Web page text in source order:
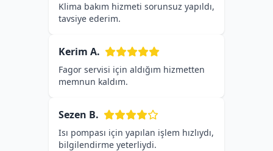
Klima bakım hizmeti sorunsuz yapıldı,
tavsiye ederim.
Kerim A.
Fagor servisi için aldığım hizmetten
memnun kaldım.
Sezen B.
Isı pompası için yapılan işlem hızlıydı,
bilgilendirme yeterliydi.